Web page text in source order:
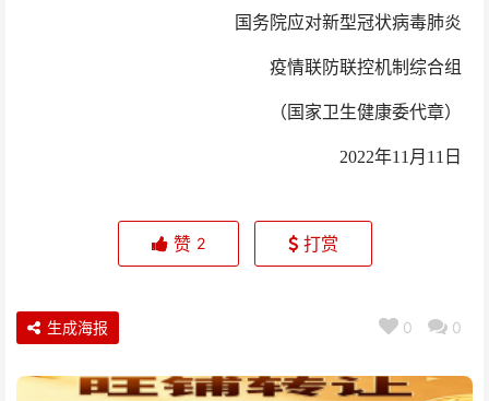
国务院应对新型冠状病毒肺炎
疫情联防联控机制综合组
（国家卫生健康委代章）
2022年11月11日
赞 2 打赏
0 0
生成海报